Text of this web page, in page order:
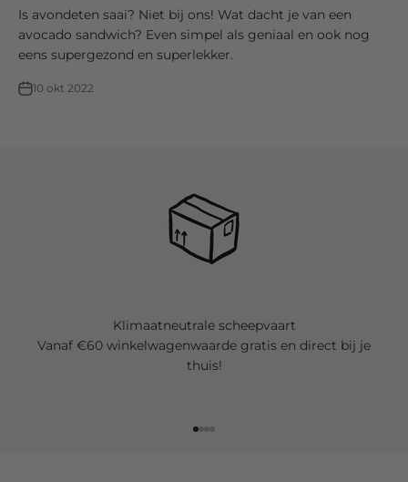
Is avondeten saai? Niet bij ons! Wat dacht je van een
avocado sandwich? Even simpel als geniaal en ook nog
eens supergezond en superlekker.
10 okt 2022
Klimaatneutrale scheepvaart
Vanaf €60 winkelwagenwaarde gratis en direct bij je
thuis!